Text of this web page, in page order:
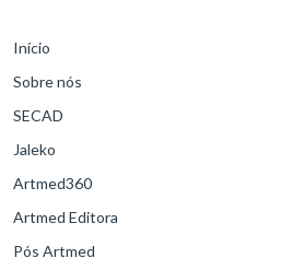
Início
Sobre nós
SECAD
Jaleko
Artmed360
Artmed Editora
Pós Artmed